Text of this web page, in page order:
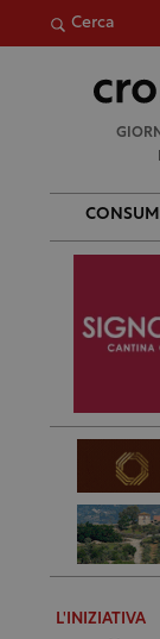
Cerca
L'INIZIATIVA